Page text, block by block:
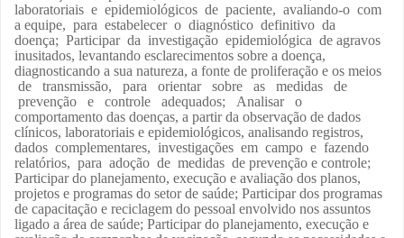
laboratoriais e epidemiológicos de paciente, avaliando-o com
a equipe, para estabelecer o diagnóstico definitivo da
doença; Participar da investigação epidemiológica de agravos
inusitados, levantando esclarecimentos sobre a doença,
diagnosticando a sua natureza, a fonte de proliferação e os meios
de transmissão, para orientar sobre as medidas de
prevenção e controle adequados; Analisar o
comportamento das doenças, a partir da observação de dados
clínicos, laboratoriais e epidemiológicos, analisando registros,
dados complementares, investigações em campo e fazendo
relatórios, para adoção de medidas de prevenção e controle;
Participar do planejamento, execução e avaliação dos planos,
projetos e programas do setor de saúde; Participar dos programas
de capacitação e reciclagem do pessoal envolvido nos assuntos
ligado a área de saúde; Participar do planejamento, execução e